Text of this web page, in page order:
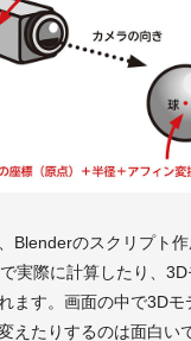
Blenderのスクリプト
実際に計算したり、
ます。画面の中で3Dモ
えたりするのは面白い